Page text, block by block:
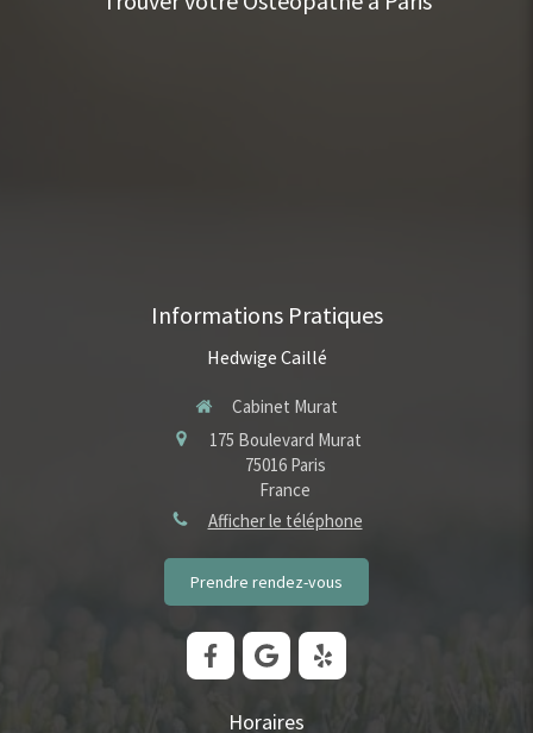
Informations Pratiques
Hedwige Caillé
Cabinet Murat
175 Boulevard Murat
75016 Paris
France
Afficher le téléphone
Prendre rendez-vous
Horaires